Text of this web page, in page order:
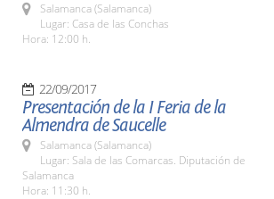
Salamanca (Salamanca)
Lugar: Casa de las Conchas
Hora: 12:00 h.
22/09/2017
Presentación de la I Feria de la
Almendra de Saucelle
Salamanca (Salamanca)
Lugar: Sala de las Comarcas. Diputación de
Salamanca
Hora: 11:30 h.